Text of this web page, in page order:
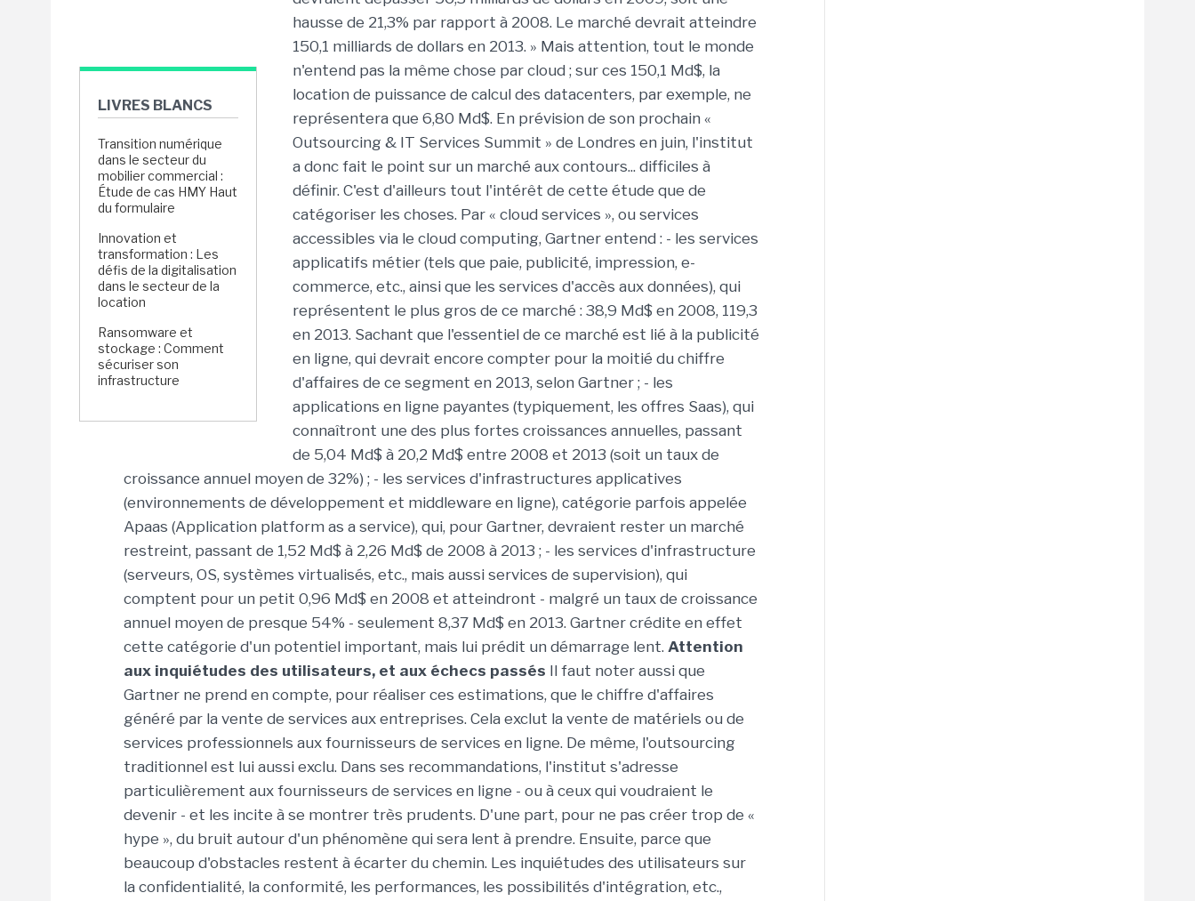
LIVRES BLANCS
Transition numérique
dans le secteur du
mobilier commercial :
Étude de cas HMY Haut
du formulaire
Innovation et
transformation : Les
défis de la digitalisation
dans le secteur de la
location
Ransomware et
stockage : Comment
sécuriser son
infrastructure
hausse de 21,3% par rapport à 2008. Le marché devrait atteindre
150,1 milliards de dollars en 2013. » Mais attention, tout le monde
n'entend pas la même chose par cloud ; sur ces 150,1 Md$, la
location de puissance de calcul des datacenters, par exemple, ne
représentera que 6,80 Md$. En prévision de son prochain «
Outsourcing & IT Services Summit » de Londres en juin, l'institut
a donc fait le point sur un marché aux contours... difficiles à
définir. C'est d'ailleurs tout l'intérêt de cette étude que de
catégoriser les choses. Par « cloud services », ou services
accessibles via le cloud computing, Gartner entend : - les services
applicatifs métier (tels que paie, publicité, impression, e-
commerce, etc., ainsi que les services d'accès aux données), qui
représentent le plus gros de ce marché : 38,9 Md$ en 2008, 119,3
en 2013. Sachant que l'essentiel de ce marché est lié à la publicité
en ligne, qui devrait encore compter pour la moitié du chiffre
d'affaires de ce segment en 2013, selon Gartner ; - les
applications en ligne payantes (typiquement, les offres Saas), qui
connaîtront une des plus fortes croissances annuelles, passant
de 5,04 Md$ à 20,2 Md$ entre 2008 et 2013 (soit un taux de
croissance annuel moyen de 32%) ; - les services d'infrastructures applicatives
(environnements de développement et middleware en ligne), catégorie parfois appelée
Apaas (Application platform as a service), qui, pour Gartner, devraient rester un marché
restreint, passant de 1,52 Md$ à 2,26 Md$ de 2008 à 2013 ; - les services d'infrastructure
(serveurs, OS, systèmes virtualisés, etc., mais aussi services de supervision), qui
comptent pour un petit 0,96 Md$ en 2008 et atteindront - malgré un taux de croissance
annuel moyen de presque 54% - seulement 8,37 Md$ en 2013. Gartner crédite en effet
cette catégorie d'un potentiel important, mais lui prédit un démarrage lent. Attention
aux inquiétudes des utilisateurs, et aux échecs passés Il faut noter aussi que
Gartner ne prend en compte, pour réaliser ces estimations, que le chiffre d'affaires
généré par la vente de services aux entreprises. Cela exclut la vente de matériels ou de
services professionnels aux fournisseurs de services en ligne. De même, l'outsourcing
traditionnel est lui aussi exclu. Dans ses recommandations, l'institut s'adresse
particulièrement aux fournisseurs de services en ligne - ou à ceux qui voudraient le
devenir - et les incite à se montrer très prudents. D'une part, pour ne pas créer trop de «
hype », du bruit autour d'un phénomène qui sera lent à prendre. Ensuite, parce que
beaucoup d'obstacles restent à écarter du chemin. Les inquiétudes des utilisateurs sur
la confidentialité, la conformité, les performances, les possibilités d'intégration, etc.,